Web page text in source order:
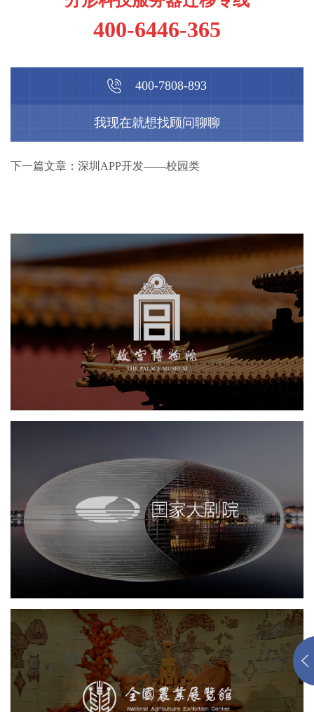
400-6446-365
400-7808-893
我现在就想找顾问聊聊
下一篇文章：深圳APP开发——校园类